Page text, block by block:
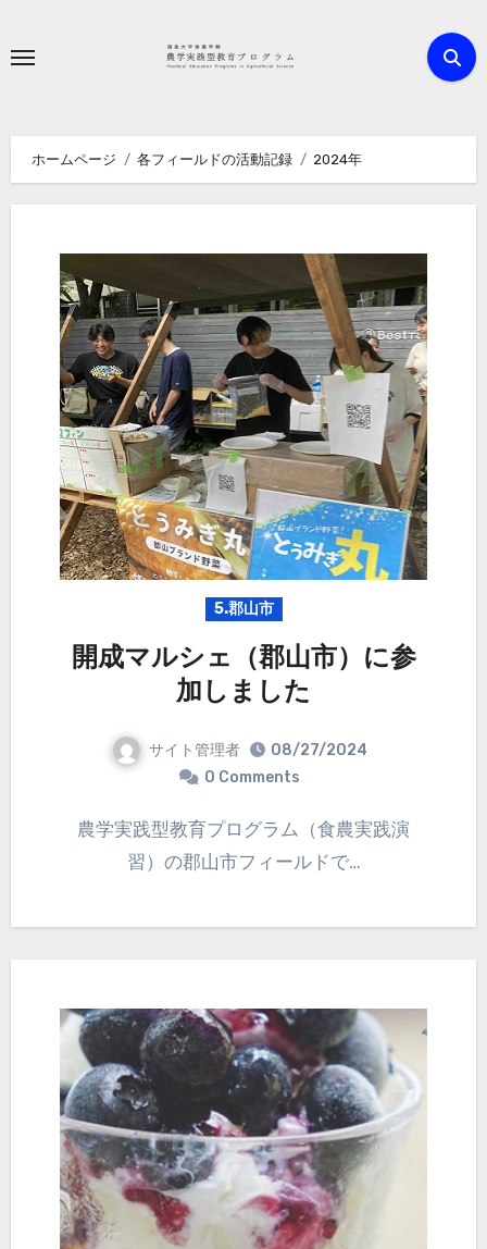
ホームページ 各フィールドの活動記録 2024年
5.郡山市
開成マルシェ（郡山市）に参
加しました
サイト管理者
08/27/2024
0 Comments
農学実践型教育プログラム（食農実践演
習）の郡山市フィールドで…